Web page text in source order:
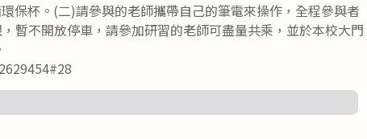
保杯。(二)請參與的老師攜帶自己的筆電來操作，全程參與者
暫不開放停車，請參加研習的老師可盡量共乘，並於本校大門